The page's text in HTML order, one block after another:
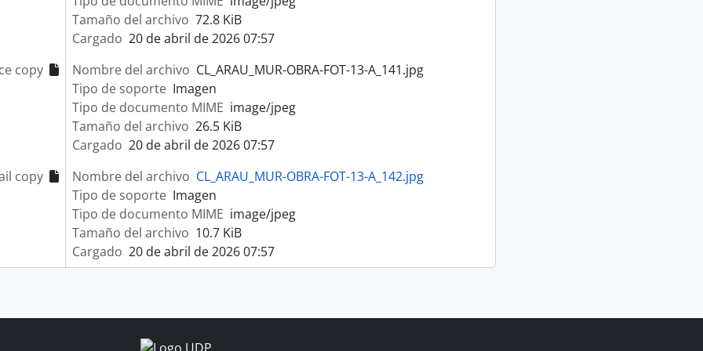
Tamaño del archivo 72.8 KiB
Cargado 20 de abril de 2026 07:57
copy
Nombre del archivo CL_ARAU_MUR-OBRA-FOT-13-A_141.jpg
Tipo de soporte Imagen
Tipo de documento MIME image/jpeg
Tamaño del archivo 26.5 KiB
Cargado 20 de abril de 2026 07:57
copy
Nombre del archivo CL_ARAU_MUR-OBRA-FOT-13-A_142.jpg
Tipo de soporte Imagen
Tipo de documento MIME image/jpeg
Tamaño del archivo 10.7 KiB
Cargado 20 de abril de 2026 07:57